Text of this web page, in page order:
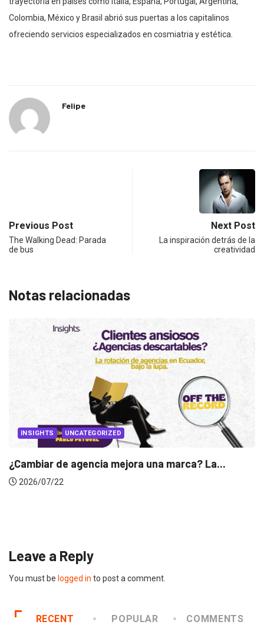
Colombia, México y Brasil abrió sus puertas a los capitalinos
ofreciendo servicios especializados en cosmiatria y estética.
Felipe
Previous Post
The Walking Dead: Parada
de bus
Next Post
La inspiración detrás de la
creatividad
Notas relacionadas
INSIGHTS
Leave a Reply
You must be logged in to post a comment.
RECENT POPULAR COMMENTS